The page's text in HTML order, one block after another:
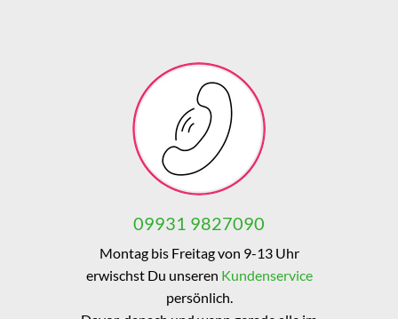
09931 9827090
Montag bis Freitag von 9-13 Uhr
erwischst Du unseren Kundenservice
persönlich.